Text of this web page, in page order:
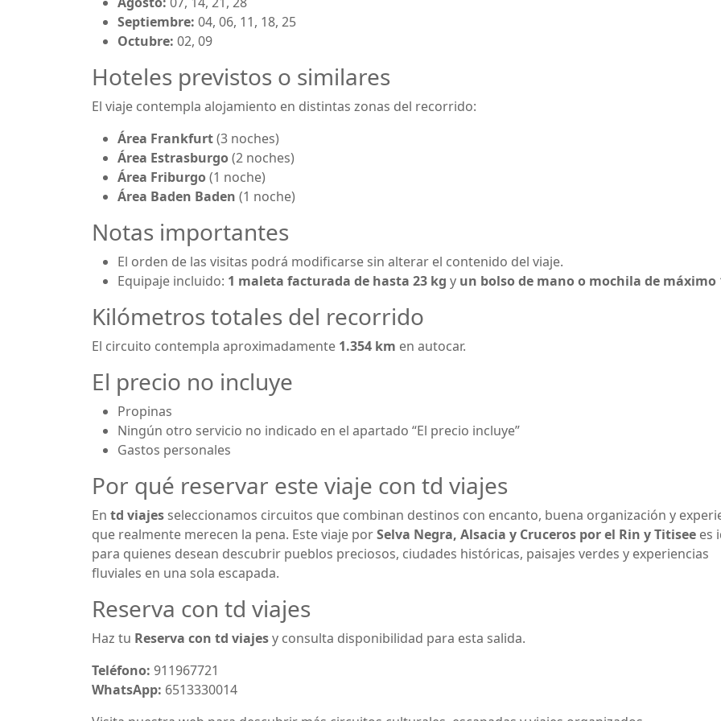
Septiembre: 04, 06, 11, 18, 25
Octubre: 02, 09
Hoteles previstos o similares
El viaje contempla alojamiento en distintas zonas del recorrido:
Área Frankfurt(3 noches)
Área Estrasburgo(2 noches)
Área Friburgo(1 noche)
Área Baden Baden (1 noche)
Notas importantes
El orden de las visitas podrá modificarse sin alterar el contenido del viaje.
Equipaje incluido: 1 maleta facturada de hasta 23 kg y un bolso de mano o mochila de máximo
Kilómetros totales del recorrido
El circuito contempla aproximadamente 1.354 km en autocar.
El precio no incluye
Propinas
Ningún otro servicio no indicado en el apartado “El precio incluye”
Gastos personales
Por qué reservar este viaje con td viajes
En td viajes seleccionamos circuitos que combinan destinos con encanto, buena organización y
que realmente merecen la pena. Este viaje porSelva Negra, Alsacia y Cruceros por el Rin y Titisee es
para quienes desean descubrir pueblos preciosos, ciudades históricas, paisajes verdes y experiencias
fluviales en una sola escapada.
Reserva con td viajes
Haz tu Reserva con td viajesy consulta disponibilidad para esta salida.
Teléfono: 911967721
WhatsApp: 6513330014